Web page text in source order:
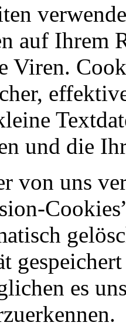
auf Ihrem
Viren.
und die
von uns
es